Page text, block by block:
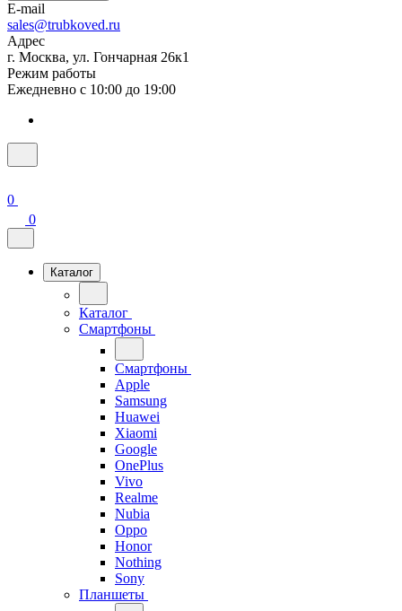
E-mail
sales@trubkoved.ru
Адрес
г. Москва, ул. Гончарная 26к1
Режим работы
Ежедневно с 10:00 до 19:00
0
0
Каталог
Каталог
Смартфоны
Смартфоны
Apple
Samsung
Huawei
Xiaomi
Google
OnePlus
Vivo
Realme
Nubia
Oppo
Honor
Nothing
Sony
Планшеты